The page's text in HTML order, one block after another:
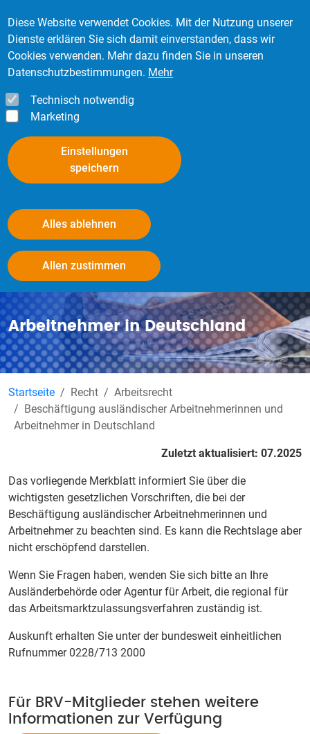
Diese Website verwendet Cookies. Mit der Nutzung unserer
Dienste erklären Sie sich damit einverstanden, dass wir
Cookies verwenden. Mehr dazu finden Sie in unseren
Datenschutzbestimmungen. Mehr
Technisch notwendig
Marketing
Einstellungen
speichern
Alles ablehnen
Allen zustimmen
Kontakt Login
Beschäftigung ausländischer
Arbeitnehmerinnen und
Arbeitnehmer in Deutschland
Startseite Recht
Arbeitsrecht
Beschäftigung ausländischer Arbeitnehmerinnen und
Arbeitnehmer in Deutschland
Zuletzt aktualisiert: 07.2025
Das vorliegende Merkblatt informiert Sie über die
wichtigsten gesetzlichen Vorschriften, die bei der
Beschäftigung ausländischer Arbeitnehmerinnen und
Arbeitnehmer zu beachten sind. Es kann die Rechtslage aber
nicht erschöpfend darstellen.
Wenn Sie Fragen haben, wenden Sie sich bitte an Ihre
Ausländerbehörde oder Agentur für Arbeit, die regional für
das Arbeitsmarktzulassungsverfahren zuständig ist.
Auskunft erhalten Sie unter der bundesweit einheitlichen
Rufnummer 0228/713 2000
Für BRV-Mitglieder stehen weitere
Informationen zur Verfügung